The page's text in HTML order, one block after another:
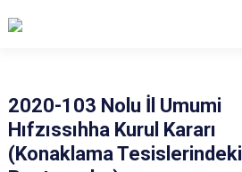
2020-103 Nolu İl Umumi
Hıfzıssıhha Kurul Kararı
(Konaklama Tesislerindeki